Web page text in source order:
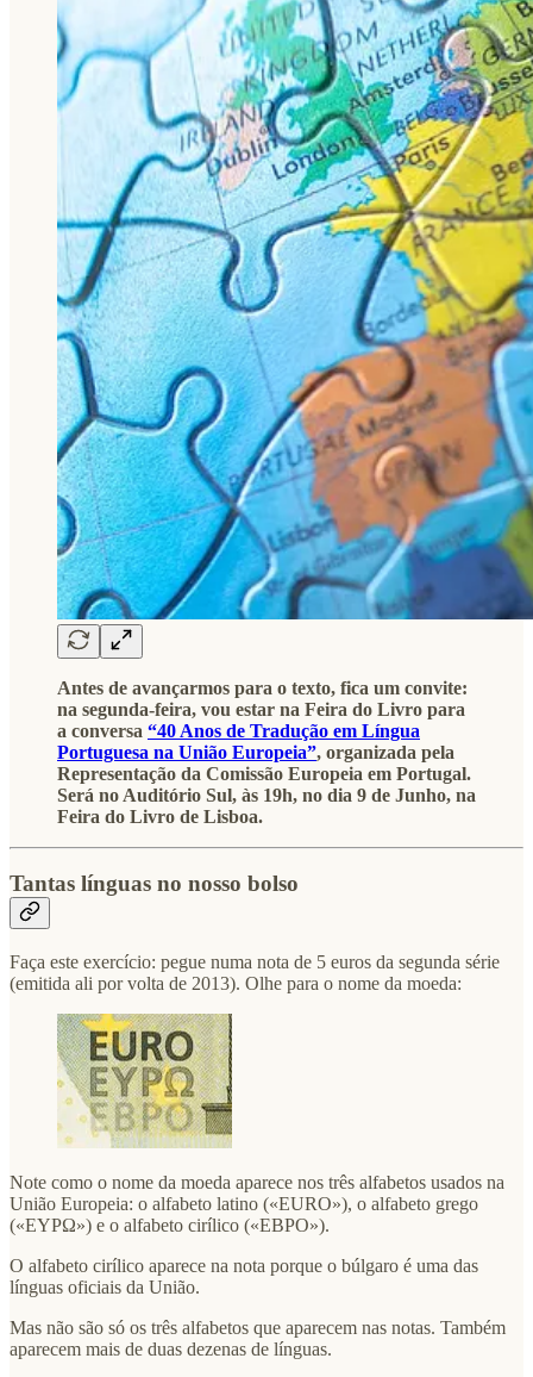
Antes de avançarmos para o texto, fica um convite:
na segunda-feira, vou estar na Feira do Livro para
a conversa “40 Anos de Tradução em Língua
Portuguesa na União Europeia”, organizada pela
Representação da Comissão Europeia em Portugal.
Será no Auditório Sul, às 19h, no dia 9 de Junho, na
Feira do Livro de Lisboa.
Tantas línguas no nosso bolso
Faça este exercício: pegue numa nota de 5 euros da segunda série
(emitida ali por volta de 2013). Olhe para o nome da moeda:
Note como o nome da moeda aparece nos três alfabetos usados na
União Europeia: o alfabeto latino («EURO»), o alfabeto grego
(«ΕΥΡΩ») e o alfabeto cirílico («ЕВРО»).
O alfabeto cirílico aparece na nota porque o búlgaro é uma das
línguas oficiais da União.
Mas não são só os três alfabetos que aparecem nas notas. Também
aparecem mais de duas dezenas de línguas.